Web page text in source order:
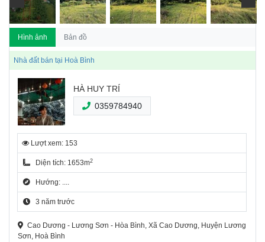
Hình ảnh Bản đồ
Nhà đất bán tại Hoà Bình
HÀ HUY TRÍ
0359784940
Lượt xem: 153
Diện tích: 1653m2
Hướng: ....
3 năm trước
Cao Dương - Lương Sơn - Hòa Bình, Xã Cao Dương, Huyện Lương
Sơn, Hoà Bình